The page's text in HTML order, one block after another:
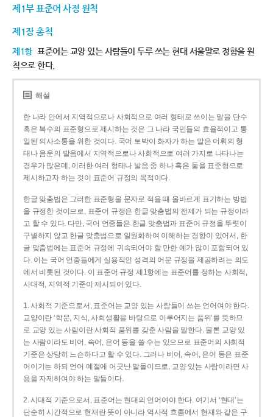
제1부 표준어 사정 원칙
제1장 총칙
제1항 표준어는 교양 있는 사람들이 두루 쓰는 현대 서울말로 정함을 원
칙으로 한다.
해설
한 나라 안에서 지역적으로나 사회적으로 여러 형태로 쓰이는 말을 단수
혹은 복수의 표준형으로 제시하는 것은 그 나라 국민들의 효율적이고 통
일된 의사소통을 위한 것이다. 국어 토박이 화자가 하는 말은 어휘의 형
태나 음운의 발음에서 지역적으로나 사회적으로 여러 가지로 나타나는
경우가 많은데, 이러한 여러 형태나 발음 중 하나 혹은 둘을 표준형으로
제시하고자 하는 것이 표준어 규정의 목적이다.
한글 맞춤법은 그러한 표준형을 문자로 적을 때 올바르게 표기하는 방법
을 규정한 것이므로, 표준어 규정은 한글 맞춤법의 전제가 되는 규정이라
고 할 수 있다. 다만, 국어 언중들은 한글 맞춤법과 표준어 규정을 뚜렷이
구별하지 않고 한글 맞춤법으로 일원화하여 이해하는 경향이 있어서, 한
글 맞춤법에는 표준어 규정에 귀속되어야 할 만한 예가 많이 포함되어 있
다. 이는 국어 언중들에게 실용적인 성격의 어문 규정을 제공하려는 의도
에서 비롯된 것이다. 이 표준어 규정 제1항에는 표준어를 정하는 사회적,
시대적, 지역적 기준이 제시되어 있다.
1. 사회적 기준으로서, 표준어는 교양 있는 사람들이 쓰는 언어여야 한다.
교양이란 ‘학문, 지식, 사회생활을 바탕으로 이루어지는 품위’를 뜻하므
로 교양 있는 사람이란 사회적 품위를 갖춘 사람을 말한다. 물론 교양 있
는 사람이라도 비어, 속어, 은어 등을 쓸 수는 있으므로 표준어의 사회적
기준은 상당히 느슨하다고 할 수 있다. 그러나 비어, 속어, 은어 등은 표준
어이기는 하되 언어 예절에 어긋난 말들이므로, 교양 있는 사람이라면 사
용을 자제하여야 하는 말들이다.
2. 시대적 기준으로서, 표준어는 현대의 언어여야 한다. 여기서 ‘현대’는
단순히 시간적으로 현재란 뜻이 아니라 역사적 흐름에서 현재와 같은 구